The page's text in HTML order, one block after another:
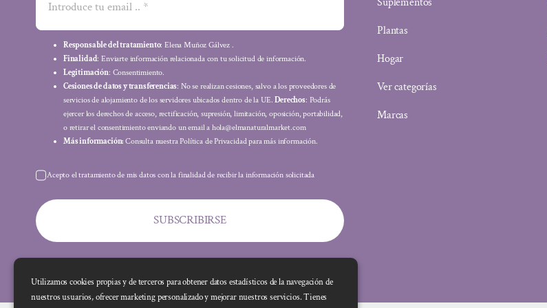
Responsable del tratamiento: Elena Muñoz Gálvez .
Finalidad: Enviarte información relacionada con tu solicitud de información.
Legitimación: Consentimiento.
Cesiones de datos y transferencias: No se realizan cesiones, salvo a los proveedores de
servicios de alojamiento de los servidores ubicados dentro de la UE.Derechos: Podrás
ejercer los derechos de acceso, rectificación, supresión, limitación, oposición, portabilidad,
o retirar el consentimiento enviando un email a hola@elmanaturalmarket.com
Más información: Consulta nuestra Política de Privacidad para más información.
Acepto el tratamiento de mis datos con la finalidad de recibir la información solicitada
SUBSCRIBIRSE
Plantas
Hogar
Ver categorías
Marcas
Utilizamos cookies propias y de terceros para obtener datos estadísticos de la navegación de
nuestros usuarios, ofrecer marketing personalizado y mejorar nuestros servicios. Tienes